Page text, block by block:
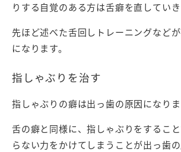
りする自覚のある方は舌癖を直していき
先ほど述べた舌回しトレーニングなど
になります。
指しゃぶりを治す
指しゃぶりの癖は出っ歯の原因になりま
舌の癖と同様に、指しゃぶりをするこ
らない力をかけてしまうことが出っ歯